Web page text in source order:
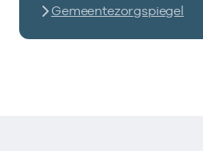
Gemeentezorgspiegel